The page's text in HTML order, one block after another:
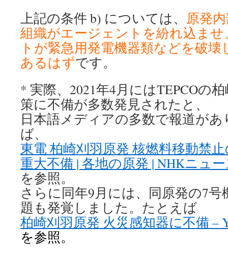
上記の条件 b) については、 原発
組織がエージェントを紛れ込ま
トが緊急用発電機器類などを破
あるはずです。
* 実際、2021年4月にはTEPCOの
策に不備が多数発見されたと、
日本語メディアの多数で報道が
ば、
東電 柏崎刈羽原発 核燃料移動禁
重大不備 | 各地の原発 | NHKニュ
を参照。
さらに同年9月には、同原発の7
題も発覚しました。たとえば
柏崎刈羽原発 火災感知器に不備 –
を参照。